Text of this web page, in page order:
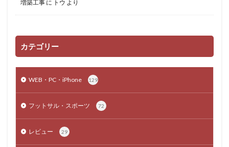
増築工事 に トウ より
カテゴリー
WEB・PC・iPhone 129
フットサル・スポーツ 72
レビュー 29